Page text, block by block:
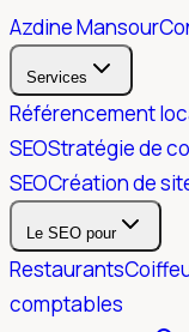
Azdine Mansour
Services
Référencement
SEOStratégie de
SEOCréation de
Le SEO pour
Restaurants
comptables